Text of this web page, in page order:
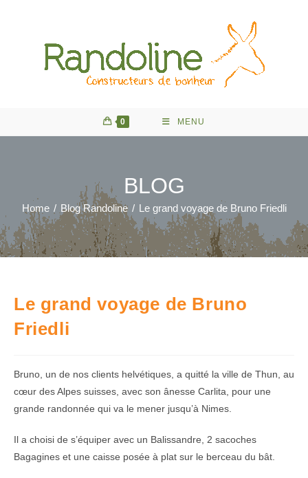
0 MENU
BLOG
Home / Blog Randoline / Le grand voyage de Bruno Friedli
Le grand voyage de Bruno
Friedli
Bruno, un de nos clients helvétiques, a quitté la ville de Thun, au
cœur des Alpes suisses, avec son ânesse Carlita, pour une
grande randonnée qui va le mener jusqu’à Nimes.
Il a choisi de s’équiper avec un Balissandre, 2 sacoches
Bagagines et une caisse posée à plat sur le berceau du bât.